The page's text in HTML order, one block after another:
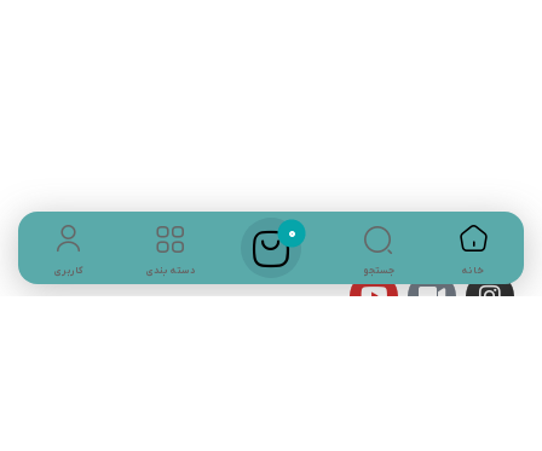
خانه جستجو
0
دسته بندی کاربری
درباره ما